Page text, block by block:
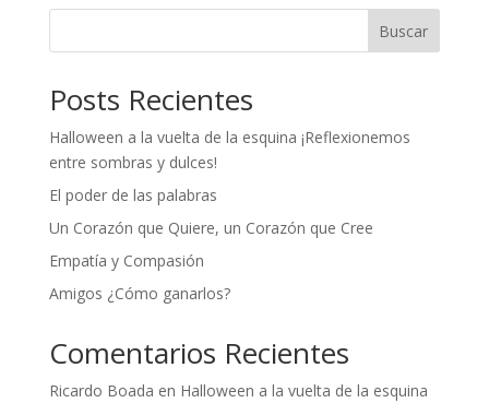
e
:
Buscar
Posts Recientes
Halloween a la vuelta de la esquina ¡Reflexionemos
entre sombras y dulces!
El poder de las palabras
Un Corazón que Quiere, un Corazón que Cree
Empatía y Compasión
Amigos ¿Cómo ganarlos?
Comentarios Recientes
Ricardo Boada en Halloween a la vuelta de la esquina